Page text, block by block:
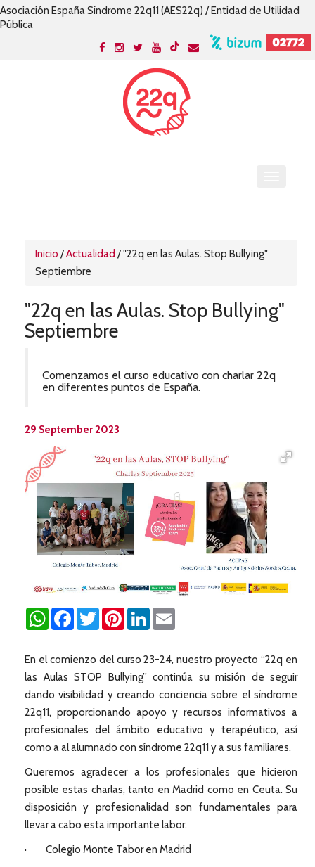
Asociación España Síndrome 22q11 (AES22q) / Entidad de Utilidad
Pública
Inicio /Actualidad /"22q en las Aulas. Stop Bullying"
Septiembre
"22q en las Aulas. Stop Bullying"
Septiembre
Comenzamos el curso educativo con charlar 22q
en diferentes puntos de España.
29 September 2023
WhatsAppFacebookTwitterPinterestLinkedIn
En el comienzo del curso 23-24, nuestro proyecto “22q en
las Aulas STOP Bullying” continúa su misión de seguir
dando visibilidad y creando conciencia sobre el síndrome
22q11, proporcionando apoyo y recursos informativos a
profesionales del ámbito educativo y terapéutico, así
como a al alumnado con síndrome 22q11 y a sus familiares.
Queremos agradecer a los profesionales que hicieron
posible estas charlas, tanto en Madrid como en Ceuta. Su
disposición y profesionalidad son fundamentales para
llevar a cabo esta importante labor.
· Colegio Monte Tabor en Madrid